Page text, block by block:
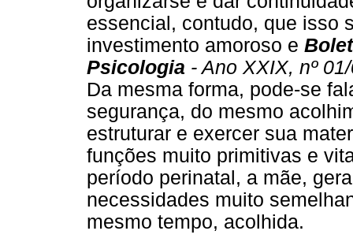
essencial, contudo, que isso
investimento amoroso e
Psicologia - Ano XXIX, nº
Da mesma forma, pode-se
segurança, do mesmo
estruturar e exercer sua
funções muito primitivas e
período perinatal, a mãe,
necessidades muito
mesmo tempo, acolhida.